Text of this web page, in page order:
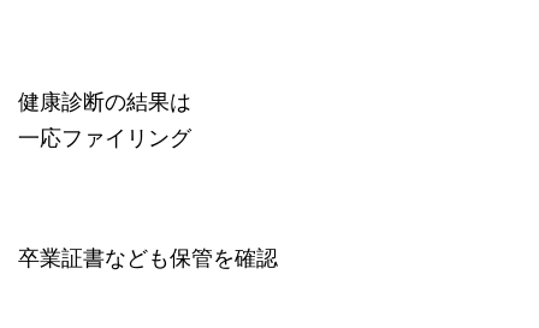
健康診断の結果は
一応ファイリング
卒業証書なども保管を確認